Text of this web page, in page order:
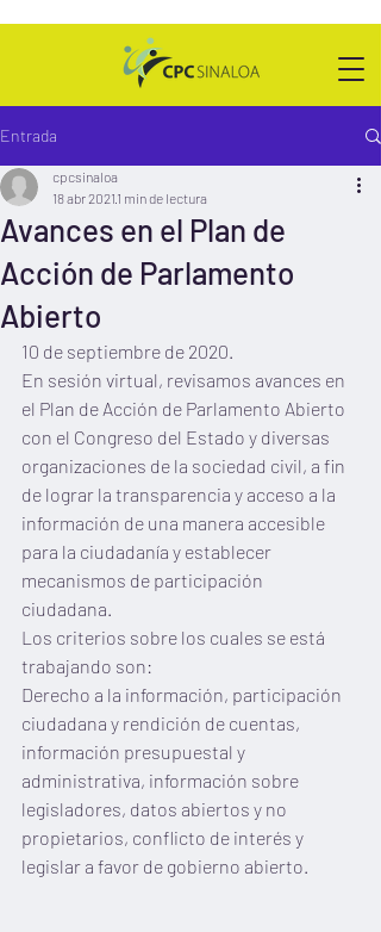
Entrada
Avances en el Plan de
Acción de Parlamento
Abierto
cpcsinaloa
18 abr 2021 1 min de lectura
10 de septiembre de 2020.
En sesión virtual, revisamos avances en
el Plan de Acción de Parlamento Abierto
con el Congreso del Estado y diversas
organizaciones de la sociedad civil, a fin
de lograr la transparencia y acceso a la
información de una manera accesible
para la ciudadanía y establecer
mecanismos de participación
ciudadana.
Los criterios sobre los cuales se está
trabajando son:
Derecho a la información, participación
ciudadana y rendición de cuentas,
información presupuestal y
administrativa, información sobre
legisladores, datos abiertos y no
propietarios, conflicto de interés y
legislar a favor de gobierno abierto.